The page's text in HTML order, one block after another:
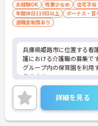
未経験OK 残業少なめ 住宅手当
年間休日110日以上
ボーナス・賞
退職金制度あり
兵庫県姫路市に位置する看
護における介護職の募集で
グループ内の保育園を利用
ります☆
ノーリフティングの実戦で
など、長く勤務しやすい環
ご興味ある方には、面接対
詳細をお話しいたしますの
い。
詳細を見る